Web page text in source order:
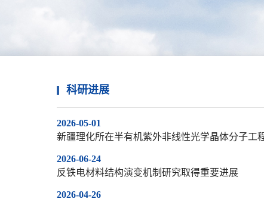
科研进展
2026-05-01
新疆理化所在半有机紫外非线性光学晶体分子工
2026-06-24
反铁电材料结构演变机制研究取得重要进展
2026-04-26